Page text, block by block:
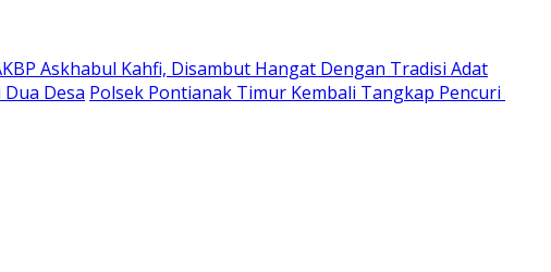
Askhabul Kahfi, Disambut Hangat Dengan Tradisi Adat
Desa Polsek Pontianak Timur Kembali Tangkap Pencuri